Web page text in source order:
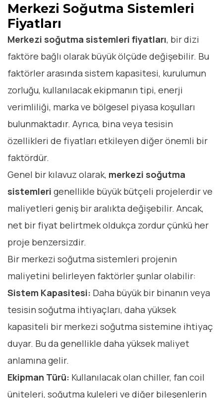
Merkezi Soğutma Sistemleri
Fiyatları
Merkezi soğutma sistemleri fiyatları, bir dizi
faktöre bağlı olarak büyük ölçüde değişebilir. Bu
faktörler arasında sistem kapasitesi, kurulumun
zorluğu, kullanılacak ekipmanın tipi, enerji
verimliliği, marka ve bölgesel piyasa koşulları
bulunmaktadır. Ayrıca, bina veya tesisin
özellikleri de fiyatları etkileyen diğer önemli bir
faktördür.
Genel bir kılavuz olarak, merkezi soğutma
sistemleri genellikle büyük bütçeli projelerdir ve
maliyetleri geniş bir aralıkta değişebilir. Ancak,
net bir fiyat belirtmek oldukça zordur çünkü her
proje benzersizdir.
Bir merkezi soğutma sistemleri projenin
maliyetini belirleyen faktörler şunlar olabilir:
Sistem Kapasitesi: Daha büyük bir binanın veya
tesisin soğutma ihtiyaçları, daha yüksek
kapasiteli bir merkezi soğutma sistemine ihtiyaç
duyar. Bu da genellikle daha yüksek maliyet
anlamına gelir.
Ekipman Türü: Kullanılacak olan chiller, fan coil
üniteleri, soğutma kuleleri ve diğer bileşenlerin